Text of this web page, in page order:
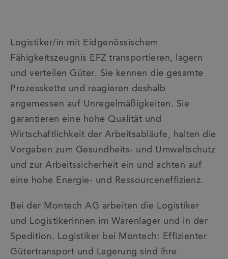
Logistiker/in mit Eidgenössischem
Fähigkeitszeugnis EFZ transportieren, lagern
und verteilen Güter. Sie kennen die gesamte
Prozesskette und reagieren deshalb
angemessen auf Unregelmäßigkeiten. Sie
garantieren eine hohe Qualität und
Wirtschaftlichkeit der Arbeitsabläufe, halten die
Vorgaben zum Gesundheits- und Umweltschutz
und zur Arbeitssicherheit ein und achten auf
eine hohe Energie- und Ressourceneffizienz.
Bei der Montech AG arbeiten die Logistiker
und Logistikerinnen im Warenlager und in der
Spedition. Logistiker bei Montech: Effizienter
Gütertransport und Lagerung sind ihre